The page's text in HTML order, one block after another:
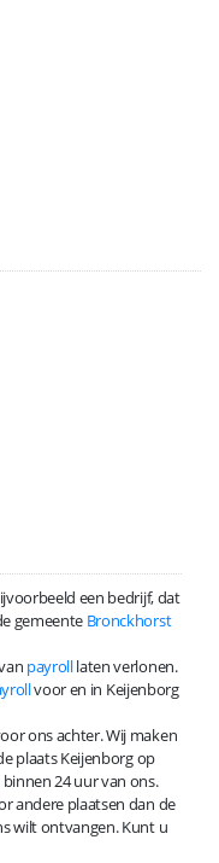
een bedrijf, dat
gemeente Bronckhorst
payrolllaten verlonen.
voor en in Keijenborg
ons achter. Wij maken
plaats Keijenborg op
24 uur van ons.
andere plaatsen dan de
wilt ontvangen. Kunt u